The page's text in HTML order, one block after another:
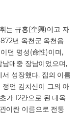
는 규흥(奎興)이고 자
년 옥천군 옥천읍
던 명성(命性)이며,
매중 장남이었으며,
성장했다. 집의 이름
언 김치신이 그의 아
가 12칸으로 된 대옥
이란 이름으로 전통